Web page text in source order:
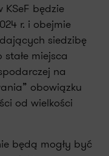
będzie
r. i obejmie
siedzibę
miejsca
na
obowiązku
od wielkości
będą mogły być